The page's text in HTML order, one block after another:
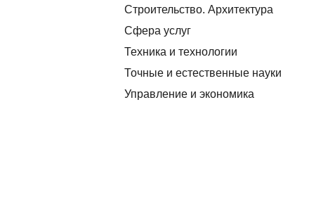
Строительство. Архитектура
Сфера услуг
Техника и технологии
Точные и естественные науки
Управление и экономика